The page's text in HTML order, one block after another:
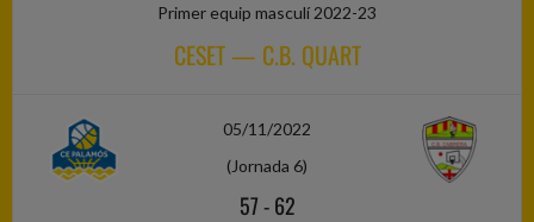
Primer equip masculí 2022-23
CESET — C.B. QUART
05/11/2022
(Jornada 6)
57-62